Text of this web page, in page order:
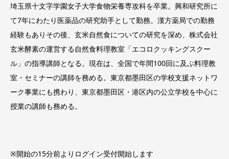
埼玉県十文字学園女子大学食物栄養専攻科を卒業。興和研究所に
て7年にわたり医薬品の研究助手として勤務。漢方薬局での勤務
経験もありその後、玄米自然食についての研究を深め、株式会社
玄米酵素の運営する自然食料理教室「エコロクッキングスクー
ル」の指導講師となる。現在は、全国で年間100回に及ぶ料理教
室・セミナーの講師を務める。東京都墨田区の学校支援ネットワ
ーク事業にも携わり、東京都墨田区・港区内の公立学校を中心に
授業の講師も務める。
※開始の15分前よりログイン受付開始します